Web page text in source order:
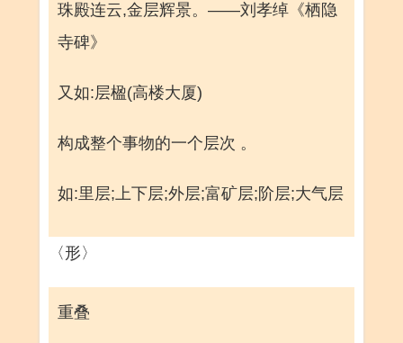
珠殿连云,金层辉景。——刘孝绰《栖隐
寺碑》
又如:层楹(高楼大厦)
构成整个事物的一个层次 。
如:里层;上下层;外层;富矿层;阶层;大气层
〈形〉
重叠